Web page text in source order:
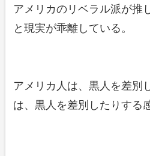
アメリカのリベラル派が推
と現実が乖離している。
アメリカ人は、黒人を差別
は、黒人を差別したりする